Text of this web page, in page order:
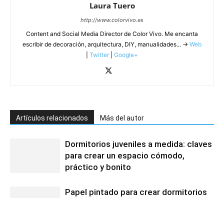
Laura Tuero
http://www.colorvivo.es
Content and Social Media Director de Color Vivo. Me encanta
escribir de decoración, arquitectura, DIY, manualidades... → Web
Twitter Google+
Artículos relacionados Más del autor
Dormitorios juveniles a medida: claves
para crear un espacio cómodo,
práctico y bonito
Papel pintado para crear dormitorios